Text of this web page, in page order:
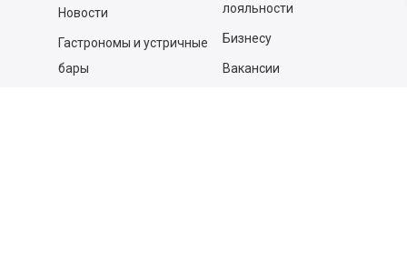
Новости
Гастрономы и устричные
бары
лояльности
Бизнесу
Вакансии